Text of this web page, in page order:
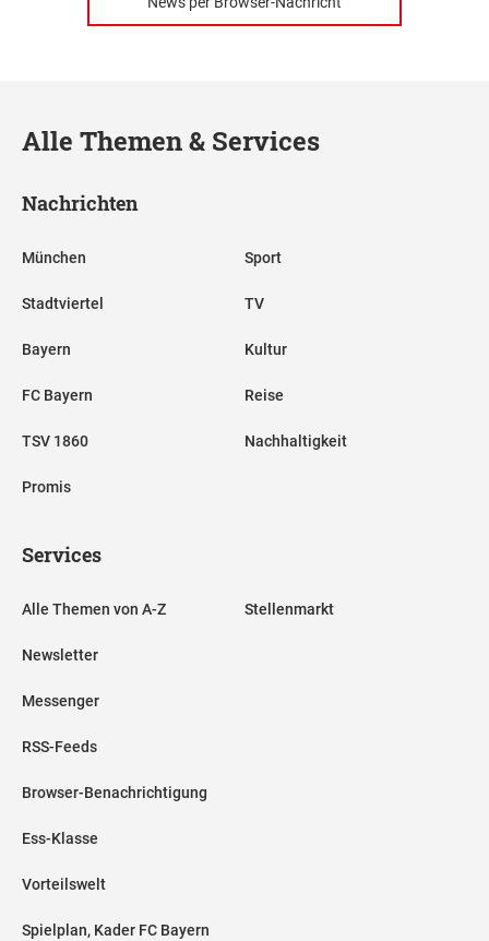
Alle Themen & Services
Nachrichten
München
Stadtviertel
Bayern
FC Bayern
TSV 1860
Promis
Sport
TV
Kultur
Reise
Nachhaltigkeit
Services
Alle Themen von A-Z
Newsletter
Messenger
RSS-Feeds
Browser-Benachrichtigung
Ess-Klasse
Vorteilswelt
Spielplan, Kader FC Bayern
Stellenmarkt